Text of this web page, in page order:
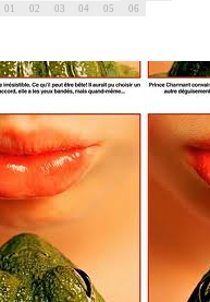
01
02 03 04 05 06